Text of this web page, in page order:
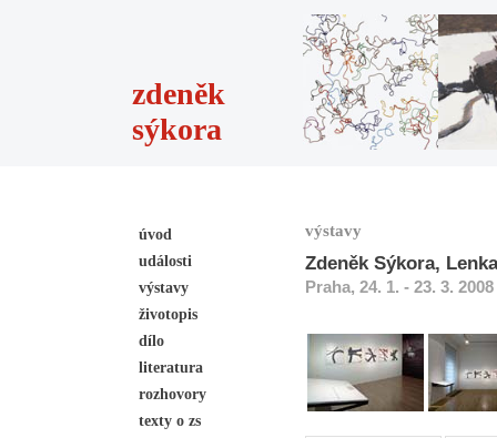
zdeněk
sýkora
úvod
události
výstavy
životopis
dílo
literatura
rozhovory
texty o zs
výstavy
Zdeněk Sýkora,
Praha, 24. 1. - 23. 3. 2008